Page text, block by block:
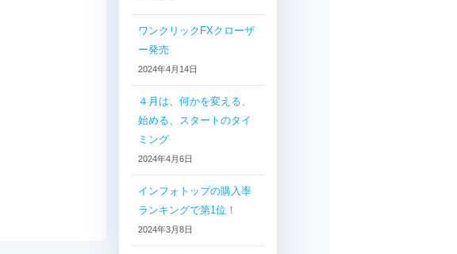
ワンクリックFXクローザ
ー発売
2024年4月14日
４月は、何かを変える、
始める、スタートのタイ
ミング
2024年4月6日
インフォトップの購入率
ランキングで第1位！
2024年3月8日